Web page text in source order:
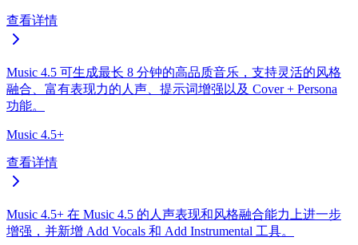
查看详情
Music 4.5 可生成最长 8 分钟的高品质音乐，支持灵活的风格
融合、富有表现力的人声、提示词增强以及 Cover + Persona
功能。
Music 4.5+
查看详情
Music 4.5+ 在 Music 4.5 的人声表现和风格融合能力上进一步
增强，并新增 Add Vocals 和 Add Instrumental 工具。